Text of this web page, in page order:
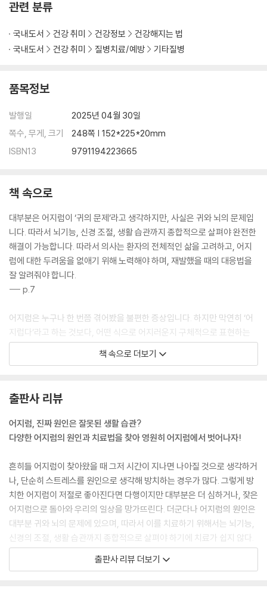
전반고리관 이석증 치료 … 91
이석증 치료하셨나요? 이제 이것을 조심하세요 … 95
이석증 치료 후에도 어지러우신가요? … 98
이석증 재발 예방, 이것만은 꼭 알아두세요 … 104
·제3장· 어지럼을 부르는 7가지 원인과 해결책
아직 계속 어지러운데… 만성 후유어지럼 … 110
가슴 두근거림과 어지럼, 자율신경장애 … 121
뇌가 보내는 SOS - 신경혈관성(편두통성) 어지럼 … 129
갑자기 생긴 어지럼, 혹시 뇌 질환? - 위험한 어지럼의 종류 … 134
만성 어지럼과 피로, 집중력 감소 - 기립 못견딤증 … 138
기립 못견딤증 - 혈압이 떨어질 때 vs. 맥박이 올라갈 때 … 141
아침에 일어날 때 어지러우면? 생활 습관부터 바꿔야 합니다 … 144
신경염증 때문에 어지러운 전정신경염 … 146
메니에르병 - 특징과 발병 원인 … 153
메니에르병 재발 방지를 위해 지켜야 할 생활 수칙 … 157
·제4장· 누구나 쉽게 따라 하는 어지럼 재활 운동
… 162
어지럼 치료의 시작 - 어지럼 재활 운동 1단계 … 168
완전한 회복을 위한 비법 - 어지럼 재활 운동 2단계 … 175
일어날 때 어지럼 치료 운동 … 187
어지럼으로 걷기도 어려운 분들을 위한 단계별 운동법 … 192
·제5장· 어지럼 완치 핵심 생활 수칙
나쁜 음식과 좋은 음식 - 먼저 나쁜 음식부터 피하자 … 198
수면 부족이 어지럼을 부른다 - 잠 잘 자는 법 … 202
행복한 뇌가 어지럼을 치유한다 … 211
관련 분류
국내도서 건강 취미 건강정보
건강해지는 법
국내도서
건강 취미 질병치료/예방 기타질병
품목정보
발행일
2025년 04월 30일
쪽수, 무게, 크기
248쪽 | 152*225*20mm
ISBN13
9791194223665
책 속으로
대부분은 어지럼이 ‘귀의 문제’라고 생각하지만, 사실은 귀와 뇌의 문제입
니다. 따라서 뇌기능, 신경 조절, 생활 습관까지 종합적으로 살펴야 완전한
해결이 가능합니다. 따라서 의사는 환자의 전체적인 삶을 고려하고, 어지
럼에 대한 두려움을 없애기 위해 노력해야 하며, 재발했을 때의 대응법을
잘 알려줘야 합니다.
--- p.7
어지럼은 누구나 한 번쯤 겪어봤을 불편한 증상입니다. 하지만 막연히 ‘어
지럽다’라고 하는 것보다, 어떤 식으로 어지러운지 구체적으로 표현하는
것이 어지럼의 원인을 찾는 데 큰 도움이 됩니다. 처음에는 “그냥 어지러워
요”라고 하는 경우가 많습니다. 그러나 자세히 이야기를 나눠 보면, 각자
은 눈앞이 아찔하다고 표현합니다. ‘빙글빙글’, ‘비틀비틀’, ‘어찔어찔’, ‘몽롱
한’ 어지럼. 이처럼 어지럼은 크게 4가지 유형으로 나눌 수 있고, 각각의 유
형마다 흔한 원인 질환들이 있습니다.
갑자기 움직일 때 세상이 빙빙 도는 듯한 어지럼이 생기고, 1~2분 정도 지
나 좋아진다면 이석증을 의심해볼 수 있습니다. 이때 이석증을 더 정확히
진단하고, 문제가 생긴 반고리관의 위치를 찾으려면 반고리관 방향을 따라
머리를 돌려보는 과정이 필요합니다. 이석이 반고리관 안에서 구를 때 어
지럼과 함께 눈 떨림(의학용어로 ‘안진’)이 나타납니다. 어떤 방향으로 움
직일 때 눈 떨림 증상이 가장 심한지를 확인하면, 이석증 유무를 진단할 수
있을 뿐 아니라 어느 반고리관에 문제가 있는지도 알 수 있습니다. 이렇게
위치를 파악하면 ‘이석 바로잡기 운동’으로 자가 치료도 가능합니다.
책 속으로 더보기
출판사 리뷰
어지럼, 진짜 원인은 잘못된 생활 습관?
다양한 어지럼의 원인과 치료법을 찾아 영원히 어지럼에서 벗어나자!
흔히들 어지럼이 찾아왔을 때 그저 시간이 지나면 나아질 것으로 생각하거
나, 단순히 스트레스를 원인으로 생각해 방치하는 경우가 많다. 그렇게 방
치한 어지럼이 저절로 좋아진다면 다행이지만 대부분은 더 심하거나, 잦은
어지럼으로 돌아와 우리의 일상을 망가뜨린다. 더군다나 어지럼의 원인은
대부분 귀와 뇌의 문제에 있으며, 따라서 이를 치료하기 위해서는 뇌기능,
신경의 조절, 생활 습관까지 종합적으로 살펴야 하기에 치료가 쉽지 않다.
이러한 현실을 깨달은 저자는 유튜브 채널 ‘신경과전문의 박재현’을 개설
출판사 리뷰 더보기